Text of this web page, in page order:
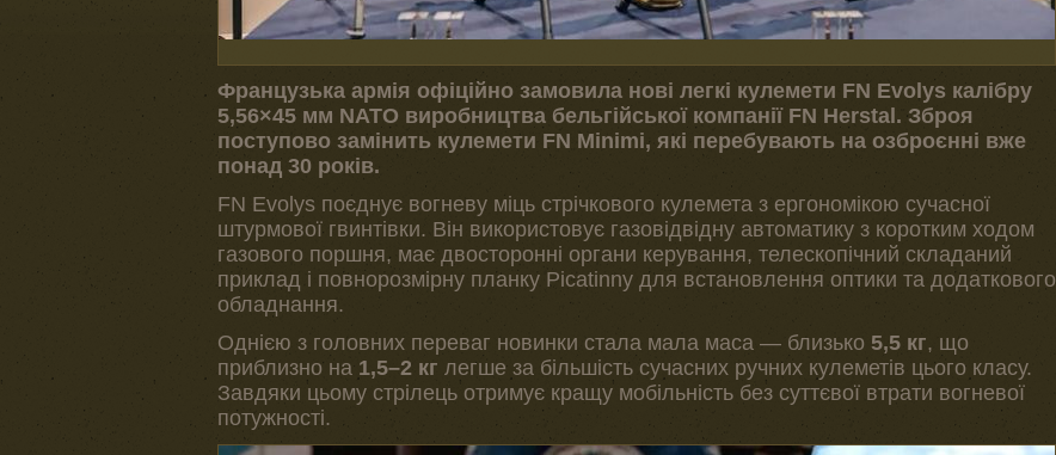
Французька армія офіційно замовила нові легкі кулемети FN Evolys калібру
5,56×45 мм NATO виробництва бельгійської компанії FN Herstal. Зброя
поступово замінить кулемети FN Minimi, які перебувають на озброєнні вже
понад 30 років.
FN Evolys поєднує вогневу міць стрічкового кулемета з ергономікою сучасної
штурмової гвинтівки. Він використовує газовідвідну автоматику з коротким ходом
газового поршня, має двосторонні органи керування, телескопічний складаний
приклад і повнорозмірну планку Picatinny для встановлення оптики та додаткового
обладнання.
Однією з головних переваг новинки стала мала маса — близько 5,5 кг, що
приблизно на 1,5–2 кг легше за більшість сучасних ручних кулеметів цього класу.
Завдяки цьому стрілець отримує кращу мобільність без суттєвої втрати вогневої
потужності.